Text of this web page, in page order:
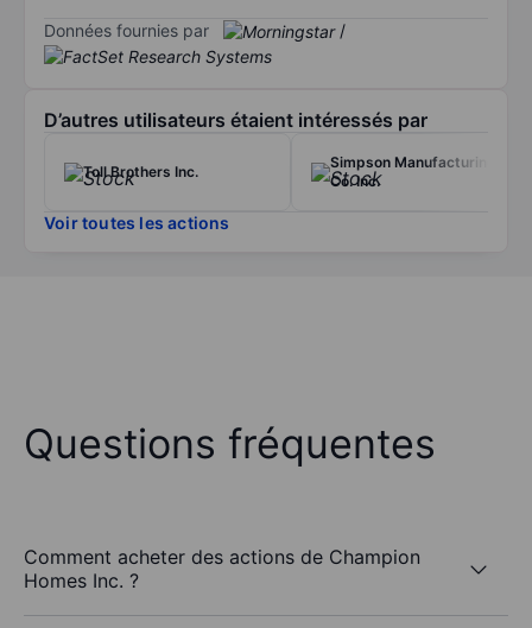
Données fournies par /
D’autres utilisateurs étaient intéressés par
Toll Brothers Inc.
Simpson Manufacturing
Co. Inc.
Voir toutes les actions
Questions fréquentes
Comment acheter des actions de Champion
Homes Inc. ?